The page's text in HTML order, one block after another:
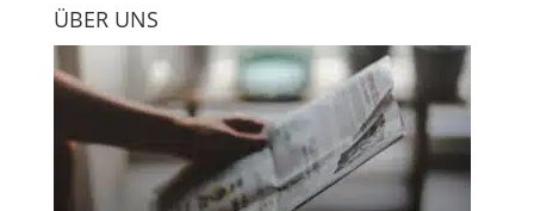
ÜBER UNS